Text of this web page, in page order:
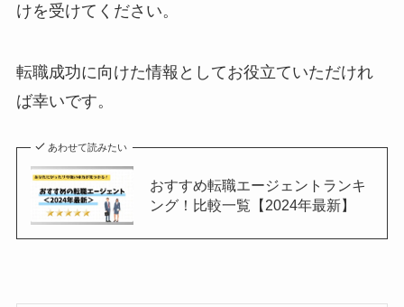
けを受けてください。
転職成功に向けた情報としてお役立ていただけれ
ば幸いです。
あわせて読みたい
おすすめ転職エージェントランキ
ング！比較一覧【2024年最新】